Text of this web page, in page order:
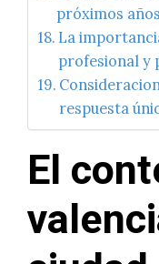
próximos
La
profesional y
respuesta
El